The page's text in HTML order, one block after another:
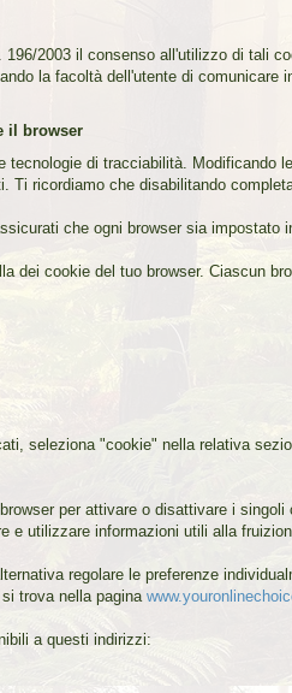
2003 il consenso all'utilizzo di tali
la facoltà dell'utente di
il browser
tecnologie di tracciabilità.
ricordiamo che disabilitando
che ogni browser sia impostato
dei cookie del tuo browser. Ciascun
seleziona "cookie" nella relativa
per attivare o disattivare i
e utilizzare informazioni utili alla
regolare le preferenze
trova nella pagina
a questi indirizzi: